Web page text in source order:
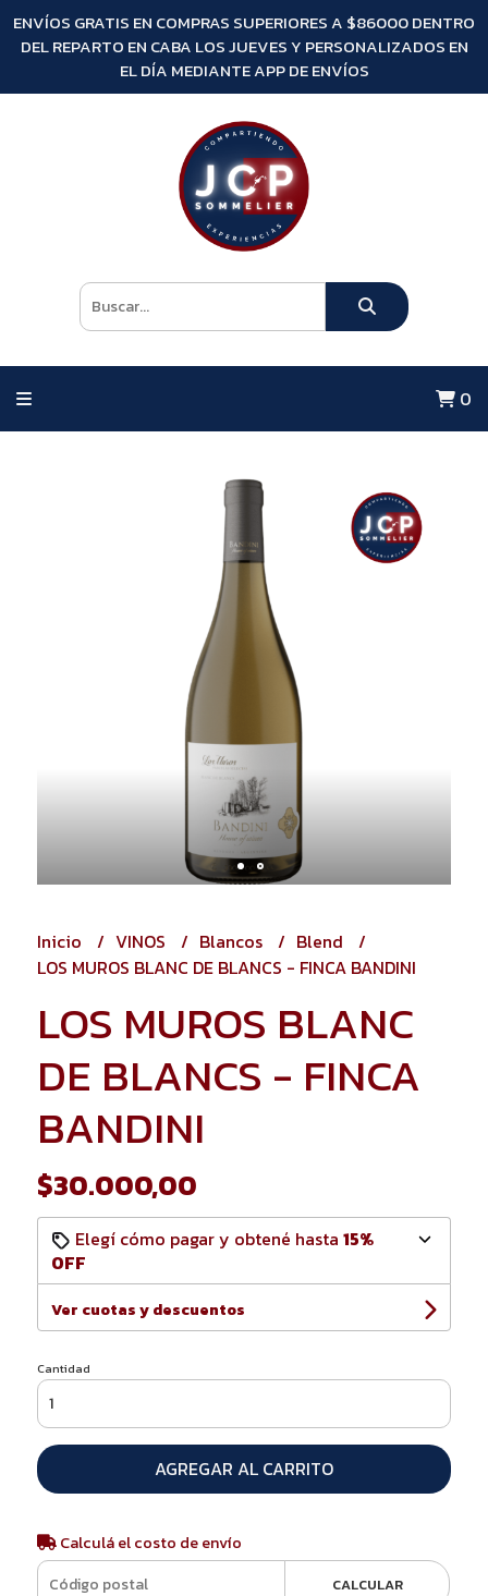
ENVÍOS GRATIS EN COMPRAS SUPERIORES A $86000 DENTRO
DEL REPARTO EN CABA LOS JUEVES Y PERSONALIZADOS EN
EL DÍA MEDIANTE APP DE ENVÍOS
0
Inicio VINOS Blancos
Blend
LOS MUROS BLANC DE BLANCS - FINCA BANDINI
LOS MUROS BLANC
DE BLANCS - FINCA
BANDINI
$30.000,00
Elegí cómo pagar y obtené hasta 15%
OFF
Ver cuotas y descuentos
Cantidad
AGREGAR AL CARRITO
Calculá el costo de envío
CALCULAR